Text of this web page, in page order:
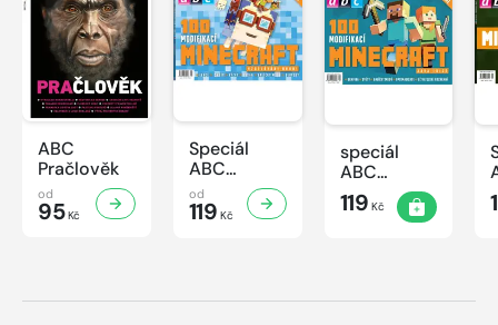
ABC
Pračlověk
od
95Kč
Speciál
ABC
Minecraft 3
od
119 Kč
speciál
ABC
Minecraft 2
119 Kč